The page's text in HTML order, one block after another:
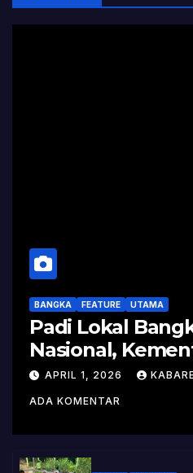
BANGKA FEATURE UTAMA
Padi Lokal
Nasional,
Kisah Sukses
Varietas
APRIL 1, 2026
ADA KOMENTAR